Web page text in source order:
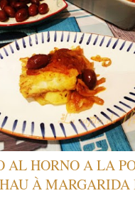
AL HORNO A LA
À MARGARIDA